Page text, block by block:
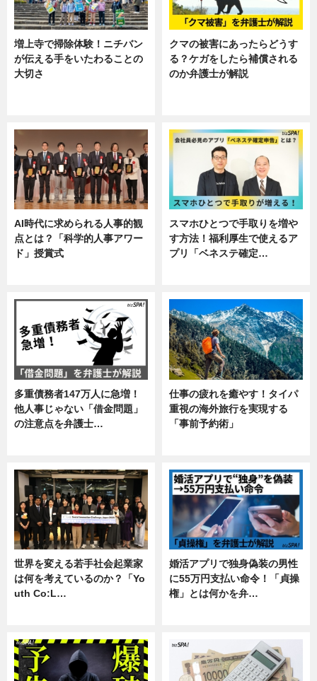
増上寺で掃除体験！ニチバン
が伝える手をいたわることの
大切さ
クマの被害にあったらどうす
る？ケガをしたら補償される
のか弁護士が解説
AI時代に求められる人事的観
点とは？「科学的人事アワー
ド」授賞式
スマホひとつで手取りを増や
す方法！福利厚生で使えるア
プリ「ベネステ確定…
多重債務者147万人に急増！
他人事じゃない「借金問題」
の注意点を弁護士…
仕事の疲れを癒やす！タイパ
重視の海外旅行を実現する
「事前予約術」
世界を変える若手社会起業家
は何を考えているのか？「Yo
uth Co:L…
婚活アプリで独身偽装の男性
に55万円支払い命令！「貞操
権」とは何かを弁…